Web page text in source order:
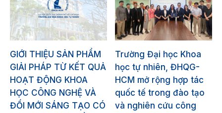
GIỚI THIỆU SẢN PHẨM
GIẢI PHÁP TỪ KẾT QUẢ
HOẠT ĐỘNG KHOA
HỌC CÔNG NGHỆ VÀ
ĐỔI MỚI SÁNG TẠO CÓ
Trường Đại học Khoa
học tự nhiên, ĐHQG-
HCM mở rộng hợp tác
quốc tế trong đào tạo
và nghiên cứu công